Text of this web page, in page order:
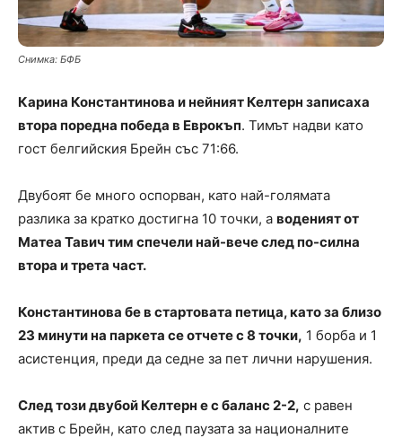
Снимка: БФБ
Карина Константинова и нейният Келтерн записаха
втора поредна победа в Еврокъп. Тимът надви като
гост белгийския Брейн със 71:66.
Двубоят бе много оспорван, като най-голямата
разлика за кратко достигна 10 точки, а воденият от
Матеа Тавич тим спечели най-вече след по-силна
втора и трета част.
Константинова бе в стартовата петица, като за близо
23 минути на паркета се отчете с 8 точки, 1 борба и 1
асистенция, преди да седне за пет лични нарушения.
След този двубой Келтерн е с баланс 2-2, с равен
актив с Брейн, като след паузата за националните